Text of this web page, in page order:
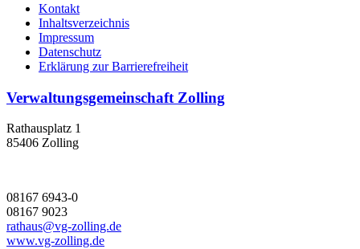
Kontakt
Inhaltsverzeichnis
Impressum
Datenschutz
Erklärung zur Barrierefreiheit
Verwaltungsgemeinschaft Zolling
Rathausplatz 1
85406 Zolling
08167 6943-0
08167 9023
rathaus@vg-zolling.de
www.vg-zolling.de